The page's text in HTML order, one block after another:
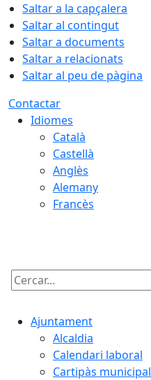
Saltar a la capçalera
Saltar al contingut
Saltar a documents
Saltar a relacionats
Saltar al peu de pàgina
Contactar
Idiomes
Català
Castellà
Anglès
Alemany
Francès
Cercar:
Ajuntament
Alcaldia
Calendari laboral
Cartipàs municipal